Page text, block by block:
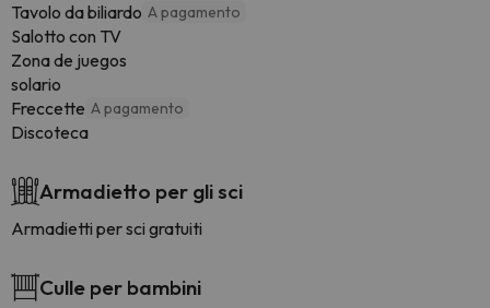
Tavolo da biliardo A pagamento
Salotto con TV
Zona de juegos
solario
Freccette A pagamento
Discoteca
Armadietto per gli sci
Armadietti per sci gratuiti
Culle per bambini